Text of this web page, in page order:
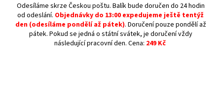
Odesíláme skrze Českou poštu. Balík bude doručen do 24 hodin
od odeslání. Objednávky do 13:00 expedujeme ještě tentýž
den (odesíláme pondělí až pátek). Doručení pouze pondělí až
pátek. Pokud se jedná o státní svátek, je doručení vždy
následující pracovní den. Cena: 249 Kč